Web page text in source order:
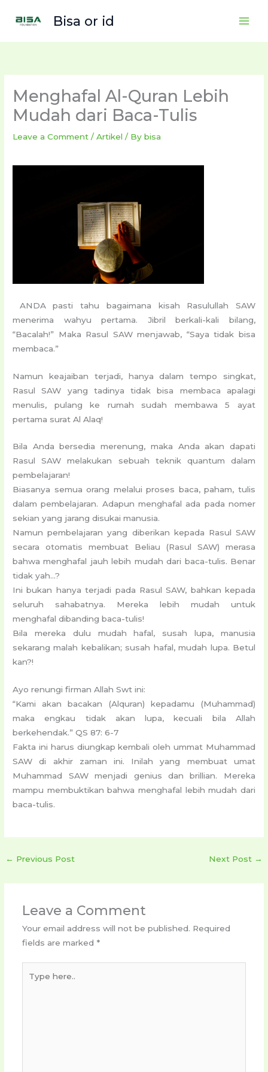
Bisa or id
Menghafal Al-Quran Lebih
Mudah dari Baca-Tulis
Leave a Comment /Artikel / Bybisa
ANDA pasti tahu bagaimana kisah Rasulullah SAW
menerima wahyu pertama. Jibril berkali-kali bilang,
“Bacalah!” Maka Rasul SAW menjawab, “Saya tidak bisa
membaca.”
Namun keajaiban terjadi, hanya dalam tempo singkat,
Rasul SAW yang tadinya tidak bisa membaca apalagi
menulis, pulang ke rumah sudah membawa 5 ayat
pertama surat Al Alaq!
Bila Anda bersedia merenung, maka Anda akan dapati
Rasul SAW melakukan sebuah teknik quantum dalam
pembelajaran!
Biasanya semua orang melalui proses baca, paham, tulis
dalam pembelajaran. Adapun menghafal ada pada nomer
sekian yang jarang disukai manusia.
Namun pembelajaran yang diberikan kepada Rasul SAW
secara otomatis membuat Beliau (Rasul SAW) merasa
bahwa menghafal jauh lebih mudah dari baca-tulis. Benar
tidak yah…?
Ini bukan hanya terjadi pada Rasul SAW, bahkan kepada
seluruh sahabatnya. Mereka lebih mudah untuk
menghafal dibanding baca-tulis!
Bila mereka dulu mudah hafal, susah lupa, manusia
sekarang malah kebalikan; susah hafal, mudah lupa. Betul
kan?!
Ayo renungi firman Allah Swt ini:
“Kami akan bacakan (Alquran) kepadamu (Muhammad)
maka engkau tidak akan lupa, kecuali bila Allah
berkehendak.” QS 87: 6-7
Fakta ini harus diungkap kembali oleh ummat Muhammad
SAW di akhir zaman ini. Inilah yang membuat umat
Muhammad SAW menjadi genius dan brillian. Mereka
mampu membuktikan bahwa menghafal lebih mudah dari
baca-tulis.
← Previous Post Next Post →
Leave a Comment
Your email address will not be published. Required
fields are marked *
here..